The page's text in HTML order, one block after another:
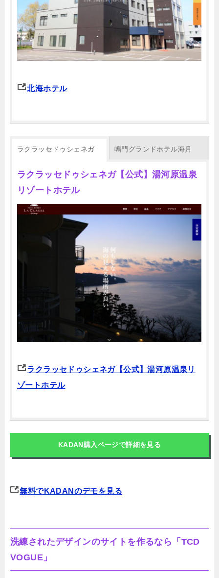
北海ホテル
ラクラッセドゥシェネガ 鳴門グランドホテル海月
ラクラッセドゥシェネガ【公式】湯河原温泉
リゾートホテル
ラクラッセドゥシェネガ【公式】湯河原温泉リ
ゾートホテル
KADAN購入ページで詳細を見る
無料でKADANのデモを見る
洗練されたデザインのサイトを作るなら「TCD
VOGUE」